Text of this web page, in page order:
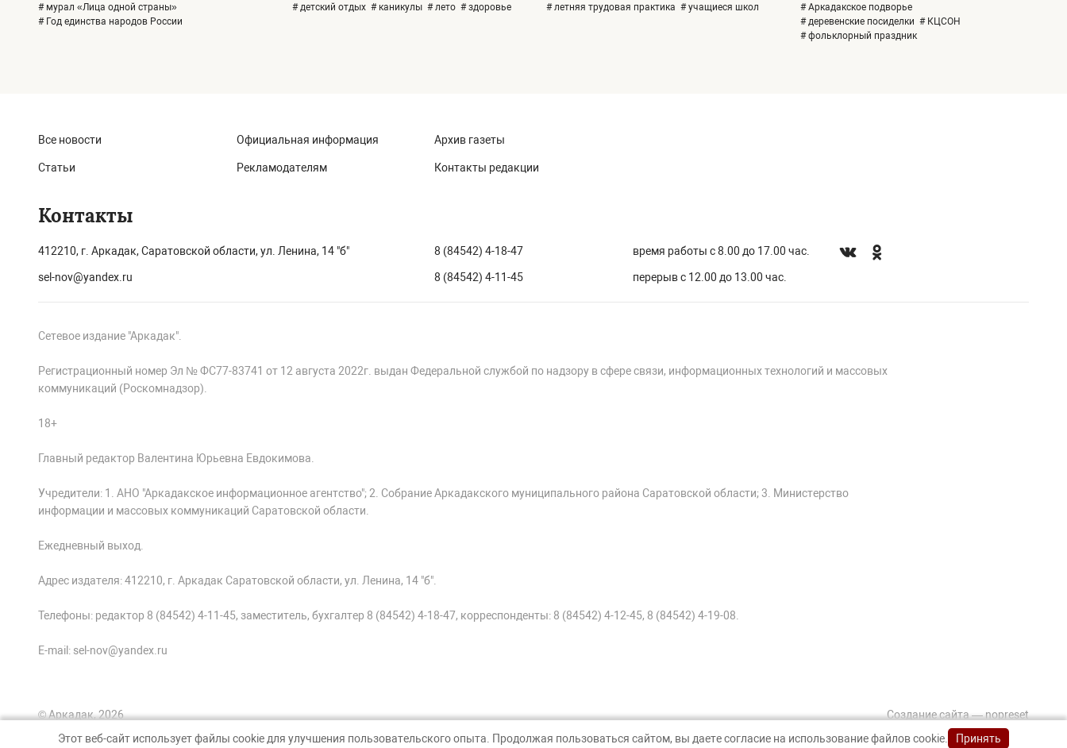
# мурал «Лица одной страны»
# Год единства народов России
# детский отдых # каникулы # лето # здоровье
# летняя трудовая практика # учащиеся школ
# Аркадакское подворье
# деревенские посиделки # КЦСОН
# фольклорный праздник
Все новости
Статьи
Официальная информация
Рекламодателям
Архив газеты
Контакты редакции
Контакты
412210, г. Аркадак, Саратовской области, ул. Ленина, 14 "б"
sel-nov@yandex.ru
8 (84542) 4-18-47
8 (84542) 4-11-45
время работы с 8.00 до 17.00 час.
перерыв с 12.00 до 13.00 час.
Сетевое издание "Аркадак".
Регистрационный номер Эл № ФС77-83741 от 12 августа 2022г. выдан Федеральной службой по надзору в сфере связи, информационных технологий и массовых
коммуникаций (Роскомнадзор).
18+
Главный редактор Валентина Юрьевна Евдокимова.
Учредители: 1. АНО "Аркадакское информационное агентство"; 2. Собрание Аркадакского муниципального района Саратовской области; 3. Министерство
информации и массовых коммуникаций Саратовской области.
Ежедневный выход.
Адрес издателя: 412210, г. Аркадак Саратовской области, ул. Ленина, 14 "б".
Телефоны: редактор 8 (84542) 4-11-45, заместитель, бухгалтер 8 (84542) 4-18-47, корреспонденты: 8 (84542) 4-12-45, 8 (84542) 4-19-08.
E-mail: sel-nov@yandex.ru
© Аркадак, 2026
Создание сайта — nopreset
Этот веб-сайт использует файлы cookie для улучшения пользовательского опыта. Продолжая пользоваться сайтом, вы даете согласие на использование файлов cookie.
Принять